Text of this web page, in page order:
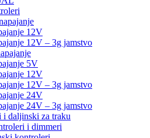
12V
12V – 3g jamstvo
5V
12V
12V – 3g jamstvo
24V
24V – 3g jamstvo
daljinski za traku
i dimmeri